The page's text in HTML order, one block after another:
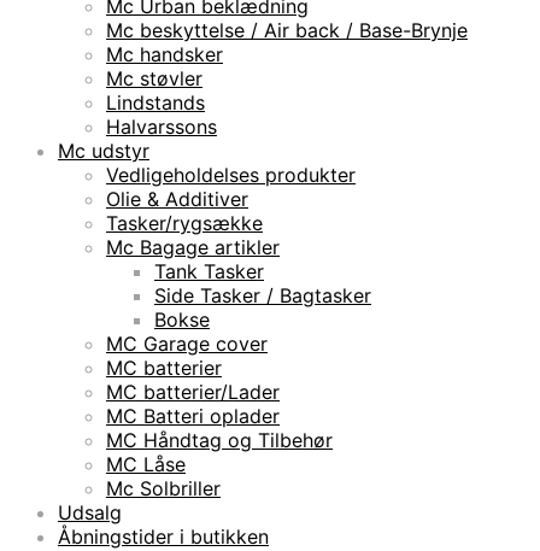
Mc Urban beklædning
Mc beskyttelse / Air back / Base-Brynje
Mc handsker
Mc støvler
Lindstands
Halvarssons
Mc udstyr
Vedligeholdelses produkter
Olie & Additiver
Tasker/rygsække
Mc Bagage artikler
Tank Tasker
Side Tasker / Bagtasker
Bokse
MC Garage cover
MC batterier
MC batterier/Lader
MC Batteri oplader
MC Håndtag og Tilbehør
MC Låse
Mc Solbriller
Udsalg
Åbningstider i butikken